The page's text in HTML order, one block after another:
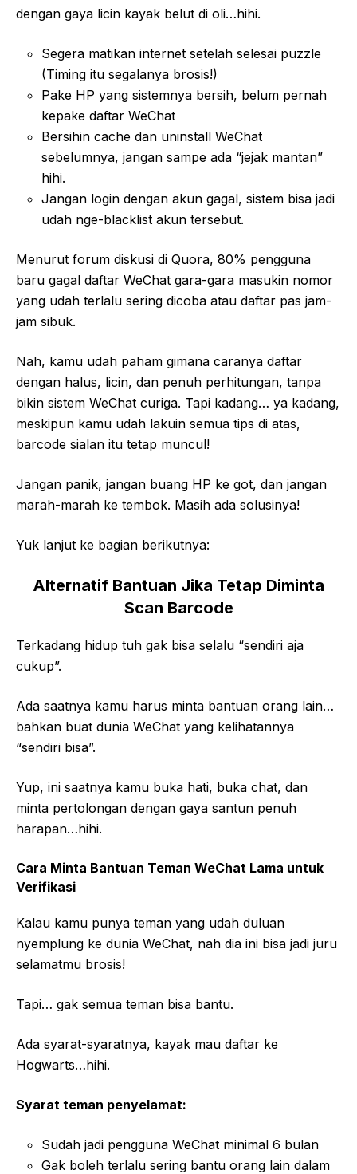
dengan gaya licin kayak belut di oli…hihi.
Segera matikan internet setelah selesai puzzle
(Timing itu segalanya brosis!)
Pake HP yang sistemnya bersih, belum pernah
kepake daftar WeChat
Bersihin cache dan uninstall WeChat
sebelumnya, jangan sampe ada “jejak mantan”
hihi.
Jangan login dengan akun gagal, sistem bisa jadi
udah nge-blacklist akun tersebut.
Menurut forum diskusi di Quora, 80% pengguna
baru gagal daftar WeChat gara-gara masukin nomor
yang udah terlalu sering dicoba atau daftar pas jam-
jam sibuk.
Nah, kamu udah paham gimana caranya daftar
dengan halus, licin, dan penuh perhitungan, tanpa
bikin sistem WeChat curiga. Tapi kadang… ya kadang,
meskipun kamu udah lakuin semua tips di atas,
barcode sialan itu tetap muncul!
Jangan panik, jangan buang HP ke got, dan jangan
marah-marah ke tembok. Masih ada solusinya!
Yuk lanjut ke bagian berikutnya:
Alternatif Bantuan Jika Tetap Diminta
Scan Barcode
Terkadang hidup tuh gak bisa selalu “sendiri aja
cukup”.
Ada saatnya kamu harus minta bantuan orang lain…
bahkan buat dunia WeChat yang kelihatannya
“sendiri bisa”.
Yup, ini saatnya kamu buka hati, buka chat, dan
minta pertolongan dengan gaya santun penuh
harapan…hihi.
Cara Minta Bantuan Teman WeChat Lama untuk
Verifikasi
Kalau kamu punya teman yang udah duluan
nyemplung ke dunia WeChat, nah dia ini bisa jadi juru
selamatmu brosis!
Tapi… gak semua teman bisa bantu.
Ada syarat-syaratnya, kayak mau daftar ke
Hogwarts…hihi.
Syarat teman penyelamat:
Sudah jadi pengguna WeChat minimal 6 bulan
Gak boleh terlalu sering bantu orang lain dalam